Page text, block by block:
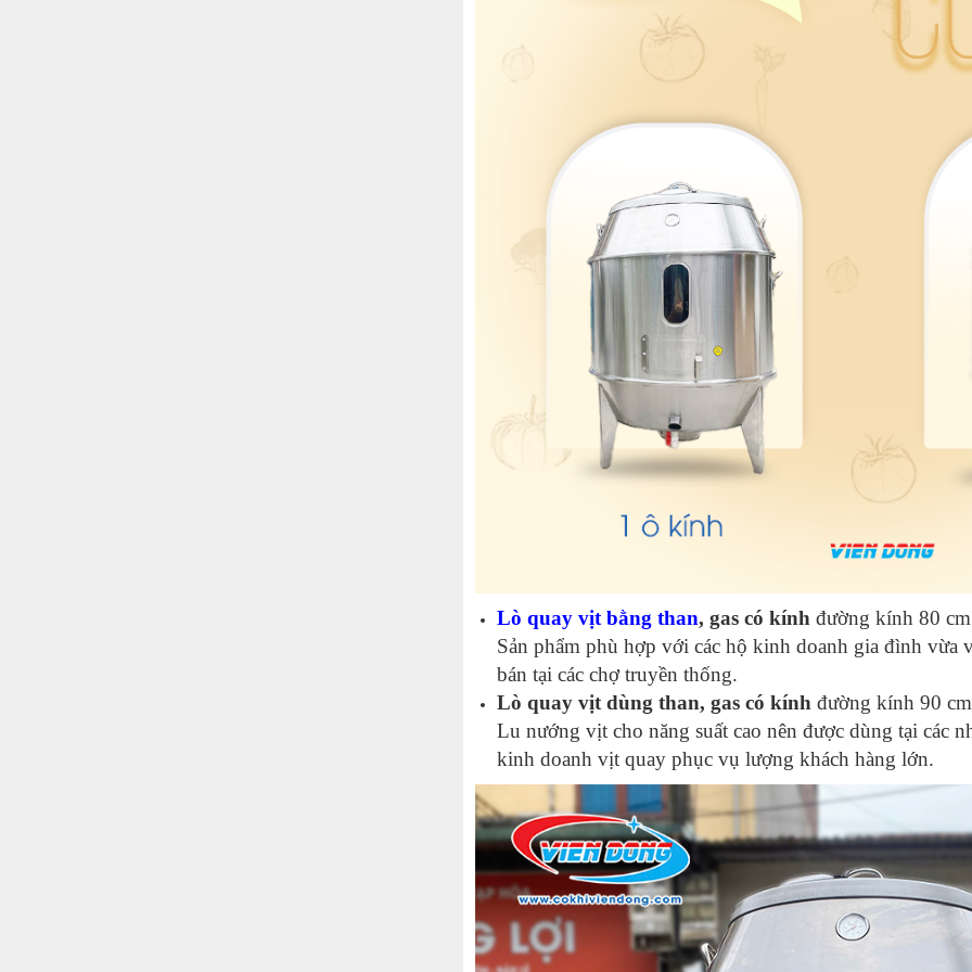
Lò quay vịt bằng than, gas có kính đường kính 80
Sản phẩm phù hợp với các hộ kinh doanh gia đình vừa
bán tại các chợ truyền thống.
Lò quay vịt dùng than, gas có kính đường kính 90
Lu nướng vịt cho năng suất cao nên được dùng tại các
kinh doanh vịt quay phục vụ lượng khách hàng lớn.